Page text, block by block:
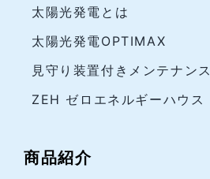
太陽光発電とは
太陽光発電OPTIMAX
見守り装置付きメンテナンス
ZEH ゼロエネルギーハウス
商品紹介